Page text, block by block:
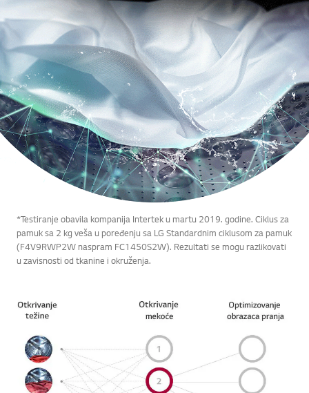
*Testiranje obavila kompanija Intertek u martu 2019. godine. Ciklus za
pamuk sa 2 kg veša u poređenju sa LG Standardnim ciklusom za pamuk
(F4V9RWP2W naspram FC1450S2W). Rezultati se mogu razlikovati
u zavisnosti od tkanine i okruženja.